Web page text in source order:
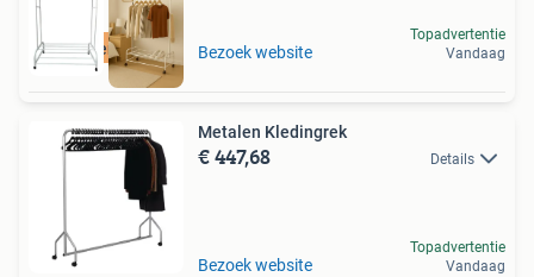
Gratis verzending Bezoek website
Topadvertentie
Vandaag
Metalen Kledingrek
€ 447,68 Details
Bezoek website
Topadvertentie
Vandaag